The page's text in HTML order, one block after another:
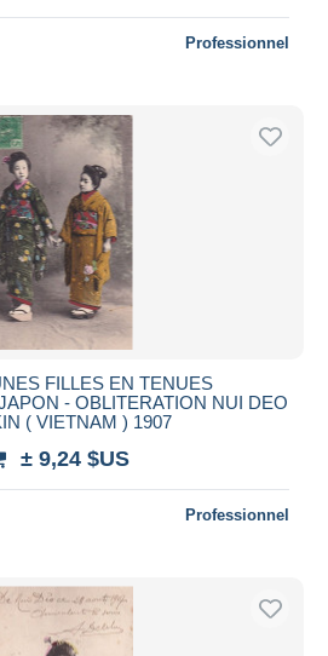
Professionnel
FILLES EN TENUES
- OBLITERATION NUI DEO
( VIETNAM ) 1907
± 9,24 $US
Professionnel